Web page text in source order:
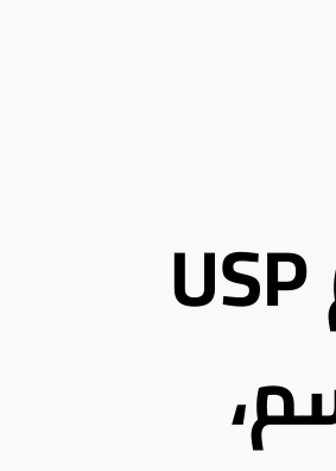
الشعيرات، الحجم USP
100 سم،